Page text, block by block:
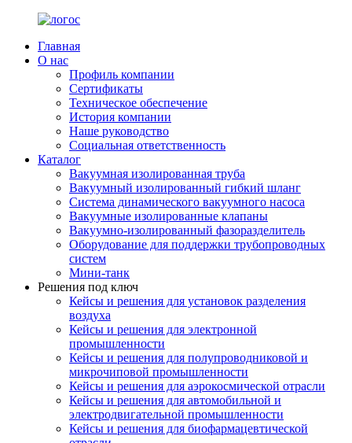
Главная
О нас
Профиль компании
Сертификаты
Техническое обеспечение
История компании
Наше руководство
Социальная ответственность
Каталог
Вакуумная изолированная труба
Вакуумный изолированный гибкий шланг
Система динамического вакуумного насоса
Вакуумные изолированные клапаны
Вакуумно-изолированный фазоразделитель
Оборудование для поддержки трубопроводных
систем
Мини-танк
Решения под ключ
Кейсы и решения для установок разделения
воздуха
Кейсы и решения для электронной
промышленности
Кейсы и решения для полупроводниковой и
микрочиповой промышленности
Кейсы и решения для аэрокосмической отрасли
Кейсы и решения для автомобильной и
электродвигательной промышленности
Кейсы и решения для биофармацевтической